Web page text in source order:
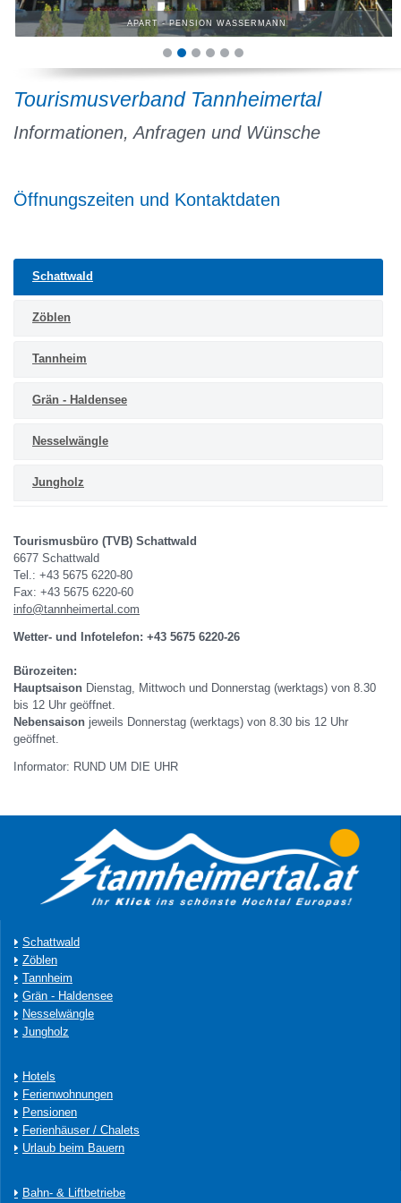
APART - PENSION WASSERMANN
Tourismusverband Tannheimertal
Informationen, Anfragen und Wünsche
Öffnungszeiten und Kontaktdaten
Schattwald
Zöblen
Tannheim
Grän - Haldensee
Nesselwängle
Jungholz
Tourismusbüro (TVB) Schattwald
6677 Schattwald
Tel.: +43 5675 6220-80
Fax: +43 5675 6220-60
info@tannheimertal.com
Wetter- und Infotelefon: +43 5675 6220-26
Bürozeiten:
Hauptsaison Dienstag, Mittwoch und Donnerstag (werktags) von 8.30
bis 12 Uhr geöffnet.
Nebensaison jeweils Donnerstag (werktags) von 8.30 bis 12 Uhr
geöffnet.
Informator: RUND UM DIE UHR
Schattwald
Zöblen
Tannheim
Grän - Haldensee
Nesselwängle
Jungholz
Hotels
Ferienwohnungen
Pensionen
Ferienhäuser / Chalets
Urlaub beim Bauern
Bahn- & Liftbetriebe